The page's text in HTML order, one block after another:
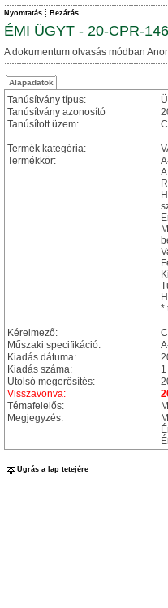
Nyomtatás Bezárás
ÉMI ÜGYT - 20-CPR-
A dokumentum olvasás módban
Alapadatok
Tanúsítvány típus:
Tanúsítvány azonosító
Tanúsított üzem:
Termék kategória:
Termékkör:
*
Kérelmező:
Műszaki specifikáció:
Kiadás dátuma:
Kiadás száma:
1
Utolsó megerősítés:
Visszavonva:
Témafelelős:
Megjegyzés:
Ugrás a lap tetejére